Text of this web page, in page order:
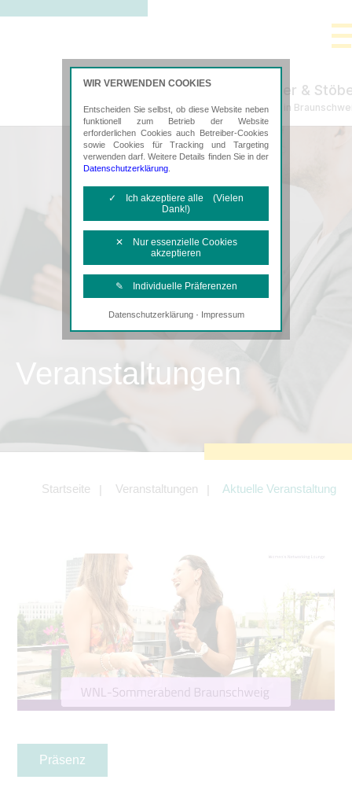
Tischer &
Steuerberatung in
Veranstaltungen
Startseite Veranstaltungen Aktuelle Veranstaltung
Präsenz
WIR VERWENDEN COOKIES
Entscheiden Sie selbst, ob diese Website neben
funktionell zum Betrieb der Website
erforderlichen Cookies auch Betreiber-Cookies
sowie Cookies für Tracking und Targeting
verwenden darf. Weitere Details finden Sie in der
Datenschutzerklärung
✓ Ich akzeptiere alle (Vielen
Dank!)
✕ Nur essenzielle Cookies
akzeptieren
✎ Individuelle Präferenzen
Notwendige Cookies
Diese Cookies sind erforderlich, um die
Tracking- und Targeting-Cookies
Angebotes einschließlich der
Angeboten von z.B. Facebook und
LinkedIn.
eingebettete Videos abspielen zu
können.
Datenschutzerklärung· Impressum